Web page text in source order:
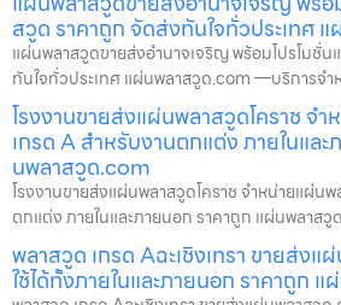
สวูด ราคาถูก จัดส่งทันใจทั่วประเทศ
แผ่นพลาสวูดขายส่งอำนาจเจริญ พร้อมโปรโมชั่
ทันใจทั่วประเทศ แผ่นพลาสวูด.com —บริการจ
โรงงานขายส่งแผ่นพลาสวูดโคราช จ
เกรด A สำหรับงานตกแต่ง ภายในแล
นพลาสวูด.com
โรงงานขายส่งแผ่นพลาสวูดโคราช จำหน่ายแผ่น
ตกแต่ง ภายในและภายนอก ราคาถูก แผ่นพลาส
พลาสวูด เกรด Aฉะเชิงเทรา ขายส่ง
ใช้ได้ทั้งภายในและภายนอก ราคาถูก